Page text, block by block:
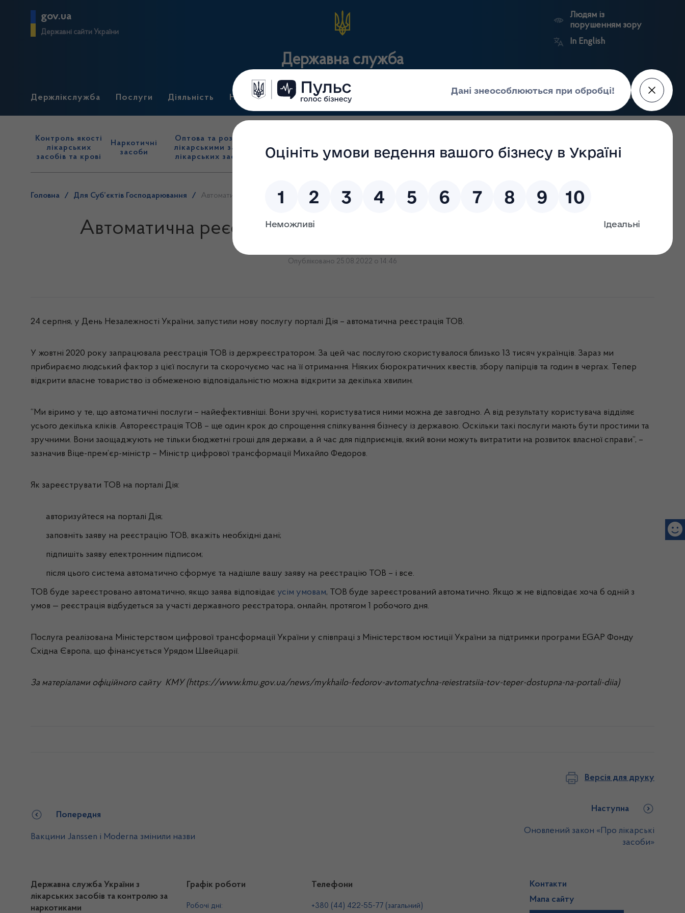
gov.ua
Державні сайти України
Державна служба
Людям із
порушенням зору
In English
Держлікслужба Послуги Діяльність Нормативні документи Для громадськості Прес-центр Пошук
Контроль якості
лікарських
засобів та крові
Наркотичні
засоби
Оптова та роздрібна торгівля
лікарськими засобами, імпорт
лікарських засобів (крім АФІ)
нагляд
(контроль)
засобів, крові та
сертифікація
нагляд
реєстри
портал
Держлікслужби
Головна / Для Суб’єктів Господарювання / Автоматична реєстрація ТОВ тепер доступна на порталі Дія
Автоматична реєстрація ТОВ тепер доступна на порталі Дія
Опубліковано 25.08.2022 о 14:46
24 серпня, у День Незалежності України, запустили нову послугу порталі Дія – автоматична реєстрація ТОВ.
У жовтні 2020 року запрацювала реєстрація ТОВ із держреєстратором. За цей час послугою скористувалося близько 13 тисяч українців. Зараз ми
прибираємо людський фактор з цієї послуги та скорочуємо час на її отримання. Ніяких бюрократичних квестів, збору папірців та годин в чергах. Тепер
відкрити власне товариство із обмеженою відповідальністю можна відкрити за декілька хвилин.
“Ми віримо у те, що автоматичні послуги – найефективніші. Вони зручні, користуватися ними можна де завгодно. А від результату користувача відділяє
усього декілька кліків. Автореєстрація ТОВ – ще один крок до спрощення спілкування бізнесу із державою. Оскільки такі послуги мають бути простими та
зручними. Вони заощаджують не тільки бюджетні гроші для держави, а й час для підприємців, який вони можуть витратити на розвиток власної справи”, –
зазначив Віце-прем’єр-міністр – Міністр цифрової трансформації Михайло Федоров.
Як зареєструвати ТОВ на порталі Дія:
авторизуйтеся на порталі Дія;
заповніть заяву на реєстрацію ТОВ, вкажіть необхідні дані;
підпишіть заяву електронним підписом;
після цього система автоматично сформує та надішле вашу заяву на реєстрацію ТОВ – і все.
ТОВ буде зареєстровано автоматично, якщо заява відповідає усім умовам, ТОВ буде зареєстрований автоматично. Якщо ж не відповідає хоча б одній з
умов — реєстрація відбудеться за участі державного реєстратора, онлайн, протягом 1 робочого дня.
Послуга реалізована Міністерством цифрової трансформації України у співпраці з Міністерством юстиції України за підтримки програми EGAP Фонду
Східна Європа, що фінансується Урядом Швейцарії.
За матеріалами офіційного сайту КМУ (https://www.kmu.gov.ua/news/mykhailo-fedorov-avtomatychna-reiestratsiia-tov-teper-dostupna-na-portali-diia)
Версія для друку
Попередня
Вакцини Janssen і Moderna змінили назви
Наступна
Оновлений закон «Про лікарські
засоби»
Державна служба України з
лікарських засобів та контролю за
наркотиками
Графік роботи
Робочі дні:
Телефони
+380 (44) 422-55-77 (загальний)
Контакти
Мапа сайту